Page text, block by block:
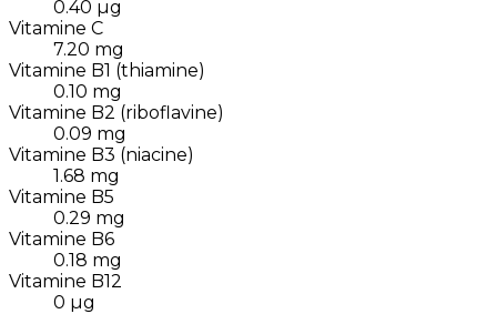
0.40 µg
Vitamine C
7.20 mg
Vitamine B1 (thiamine)
0.10 mg
Vitamine B2 (riboflavine)
0.09 mg
Vitamine B3 (niacine)
1.68 mg
Vitamine B5
0.29 mg
Vitamine B6
0.18 mg
Vitamine B12
0 µg